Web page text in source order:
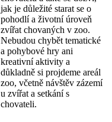
jak je důležité starat se o
pohodlí a životní úroveň
zvířat chovaných v zoo.
Nebudou chybět tematické
a pohybové hry ani
kreativní aktivity a
důkladně si projdeme areál
zoo, včetně návštěv zázemí
u zvířat a setkání s
chovateli.